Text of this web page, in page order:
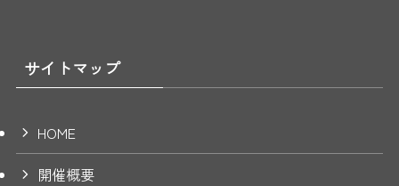
サイトマップ
HOME
開催概要